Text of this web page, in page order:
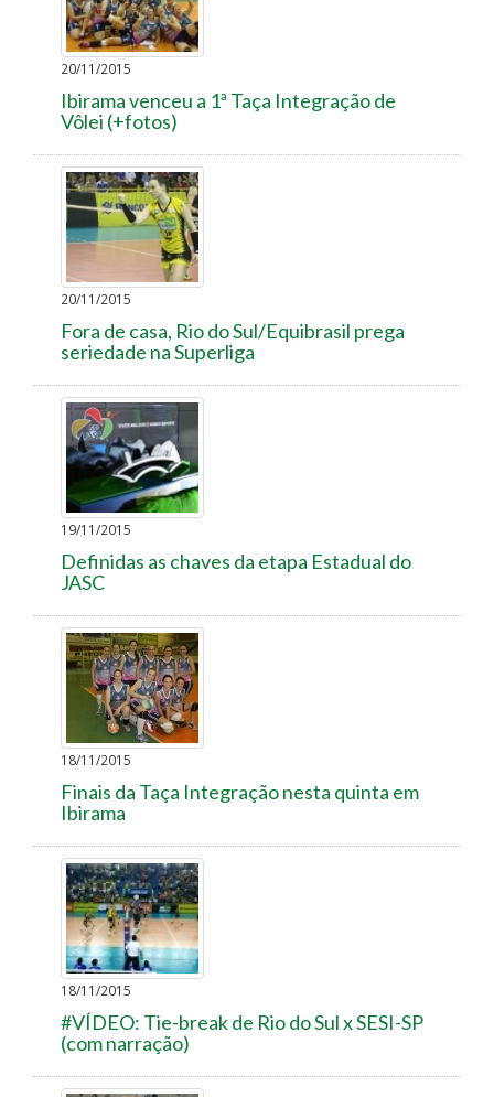
20/11/2015
Ibirama venceu a 1ª Taça Integração de
Vôlei (+fotos)
20/11/2015
Fora de casa, Rio do Sul/Equibrasil prega
seriedade na Superliga
19/11/2015
Definidas as chaves da etapa Estadual do
JASC
18/11/2015
Finais da Taça Integração nesta quinta em
Ibirama
18/11/2015
#VÍDEO: Tie-break de Rio do Sul x SESI-SP
(com narração)